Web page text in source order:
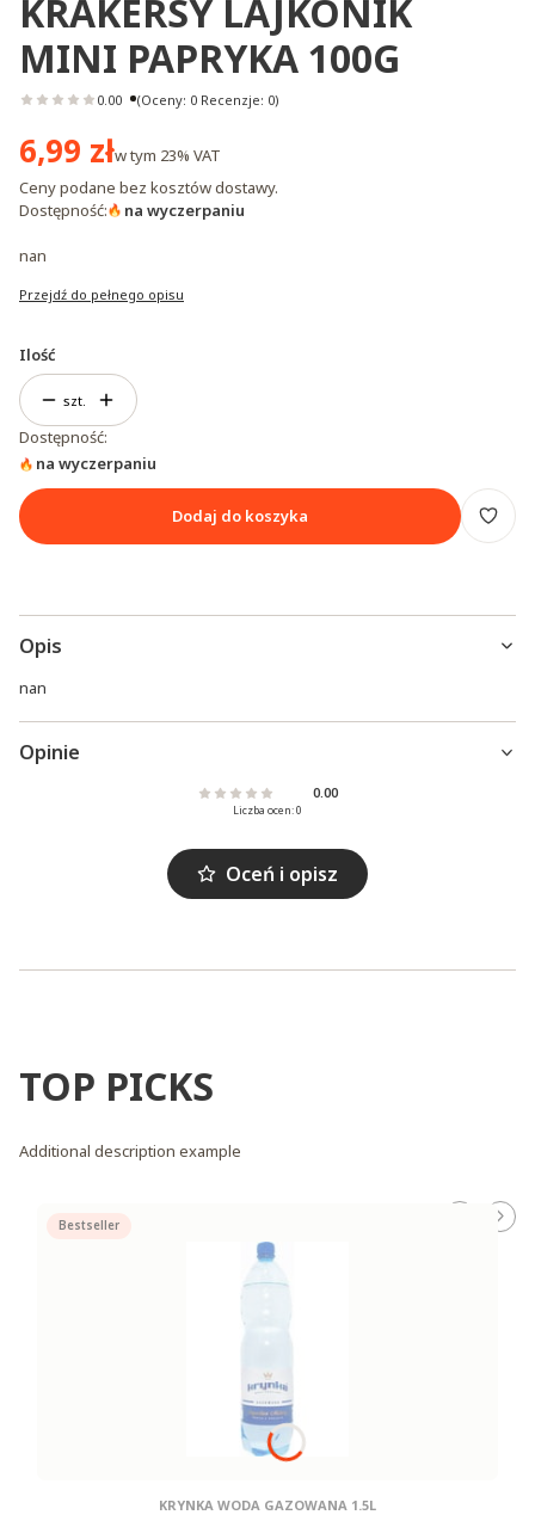
KRAKERSY LAJKONIK
MINI PAPRYKA 100G
0.00 (Oceny: 0 Recenzje: 0)
Cena
6,99 złw tym 23% VAT
Ceny podane bez kosztów dostawy.
Dostępność:
na wyczerpaniu
nan
Przejdź do pełnego opisu
Ilość
szt.
Dostępność:
na wyczerpaniu
Dodaj do koszyka
Opis
nan
Opinie
0.00
Liczba ocen: 0
Oceń i opisz
TOP PICKS
Additional description example
Bestseller
KRYNKA WODA GAZOWANA 1.5L